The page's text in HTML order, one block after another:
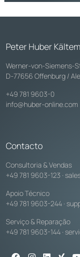
Peter Huber
Werner-von-Siemens-
D-77656 Offenburg /
+49 781 9603-0
info@huber-online.com
Contacto
Consultoria & Vendas
+49 781 9603-123 ·
Apoio Técnico
+49 781 9603-244 ·
Serviço & Reparação
+49 781 9603-144 ·